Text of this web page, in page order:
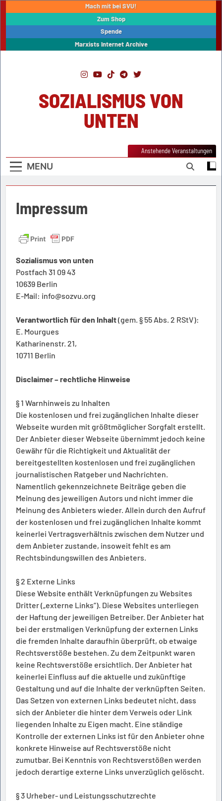
Mach mit bei SVU!
Zum Shop
Spende
Marxists Internet Archive
SOZIALISMUS VON
UNTEN
MENU
Anstehende Veranstaltungen
Impressum
Sozialismus von unten
Postfach 31 09 43
10639 Berlin
E-Mail: info@sozvu.org
Verantwortlich für den Inhalt(gem. § 55 Abs. 2 RStV):
E. Mourgues
Katharinenstr. 21,
10711 Berlin
Disclaimer – rechtliche Hinweise
§ 1 Warnhinweis zu Inhalten
Die kostenlosen und frei zugänglichen Inhalte dieser
Webseite wurden mit größtmöglicher Sorgfalt erstellt.
Der Anbieter dieser Webseite übernimmt jedoch keine
Gewähr für die Richtigkeit und Aktualität der
bereitgestellten kostenlosen und frei zugänglichen
journalistischen Ratgeber und Nachrichten.
Namentlich gekennzeichnete Beiträge geben die
Meinung des jeweiligen Autors und nicht immer die
Meinung des Anbieters wieder. Allein durch den Aufruf
der kostenlosen und frei zugänglichen Inhalte kommt
keinerlei Vertragsverhältnis zwischen dem Nutzer und
dem Anbieter zustande, insoweit fehlt es am
Rechtsbindungswillen des Anbieters.
§ 2 Externe Links
Diese Website enthält Verknüpfungen zu Websites
Dritter („externe Links“). Diese Websites unterliegen
der Haftung der jeweiligen Betreiber. Der Anbieter hat
bei der erstmaligen Verknüpfung der externen Links
die fremden Inhalte daraufhin überprüft, ob etwaige
Rechtsverstöße bestehen. Zu dem Zeitpunkt waren
keine Rechtsverstöße ersichtlich. Der Anbieter hat
keinerlei Einfluss auf die aktuelle und zukünftige
Gestaltung und auf die Inhalte der verknüpften Seiten.
Das Setzen von externen Links bedeutet nicht, dass
sich der Anbieter die hinter dem Verweis oder Link
liegenden Inhalte zu Eigen macht. Eine ständige
Kontrolle der externen Links ist für den Anbieter ohne
konkrete Hinweise auf Rechtsverstöße nicht
zumutbar. Bei Kenntnis von Rechtsverstößen werden
jedoch derartige externe Links unverzüglich gelöscht.
§ 3 Urheber- und Leistungsschutzrechte